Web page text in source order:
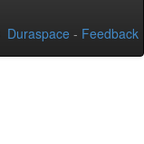
Duraspace - Feedback